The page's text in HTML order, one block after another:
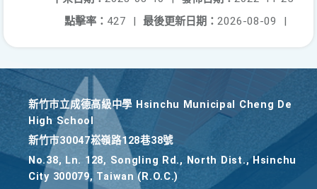
最後更新日期： 2026-08-09 |
點擊率： 427 |
新竹巿立成德高級中學 Hsinchu Municipal Cheng De
High School
新竹巿30047崧嶺路128巷38號
No.38, Ln. 128, Songling Rd., North Dist., Hsinchu
City 300079, Taiwan (R.O.C.)